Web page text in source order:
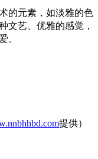
的元素，如淡雅的色
文艺、优雅的感觉，
。
提供）